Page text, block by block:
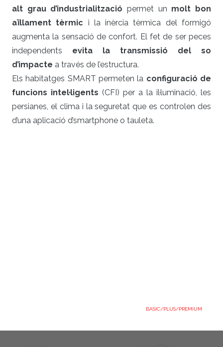
alt grau d’industrialització permet un molt bon
aïllament tèrmic i la inèrcia tèrmica del formigó
augmenta la sensació de confort. El fet de ser peces
independents evita la transmissió del so
d’impacte a través de l’estructura.
Els habitatges SMART permeten la configuració de
funcions intel·ligents (CFI) per a la il·luminació, les
persianes, el clima i la seguretat que es controlen des
d’una aplicació d’smartphone o tauleta.
BASIC/PLUS/PREMIUM